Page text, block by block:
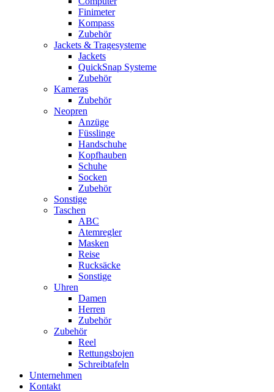
Finimeter
Kompass
Zubehör
Jackets & Tragesysteme
Jackets
QuickSnap Systeme
Zubehör
Kameras
Zubehör
Neopren
Anzüge
Füsslinge
Handschuhe
Kopfhauben
Schuhe
Socken
Zubehör
Sonstige
Taschen
ABC
Atemregler
Masken
Reise
Rucksäcke
Sonstige
Uhren
Damen
Herren
Zubehör
Zubehör
Reel
Rettungsbojen
Schreibtafeln
Unternehmen
Kontakt